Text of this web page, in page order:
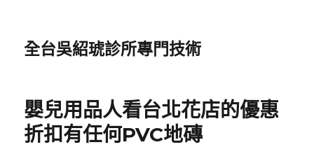
全台吳紹琥診所專門技術
嬰兒用品人看台北花店的優惠
折扣有任何PVC地磚